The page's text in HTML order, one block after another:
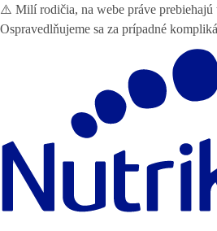
⚠️ Milí rodičia, na webe práve prebiehajú
Ospravedlňujeme sa za prípadné